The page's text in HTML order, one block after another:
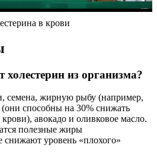
в крови
из организма?
семена, жирную рыбу (например,
способны на 30% снижать
авокадо и оливковое масло.
полезные жиры
уровень «плохого»